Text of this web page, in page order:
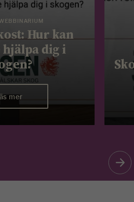
Hur kan
dig i
mer